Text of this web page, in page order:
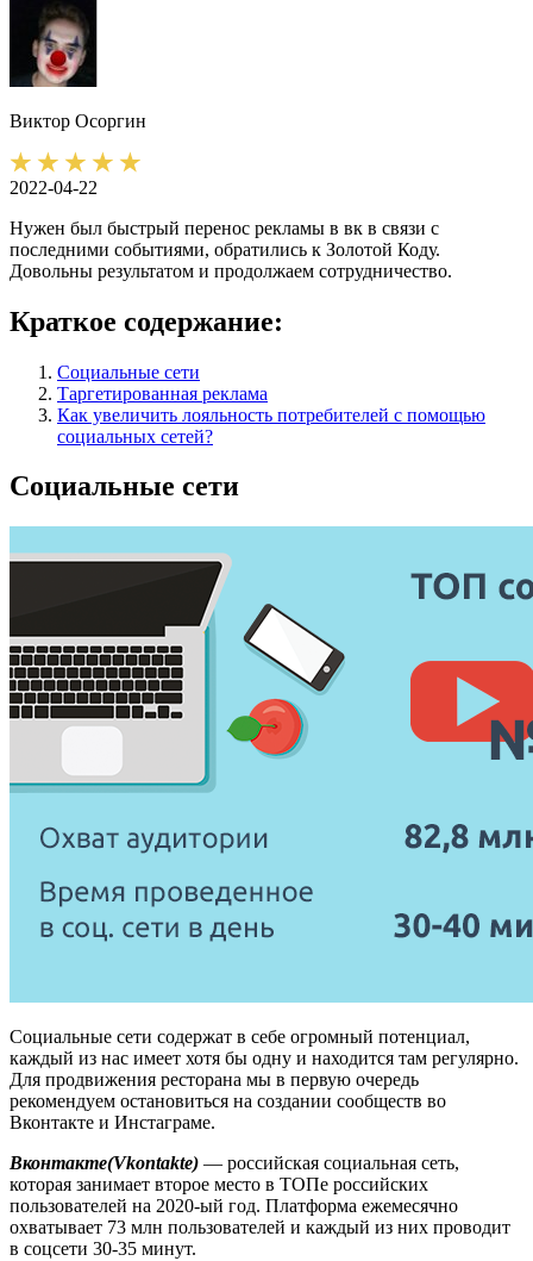
Виктор Осоргин
2022-04-22
Нужен был быстрый перенос рекламы в вк в связи с
последними событиями, обратились к Золотой Коду.
Довольны результатом и продолжаем сотрудничество.
Краткое содержание:
Социальные сети
Таргетированная реклама
Как увеличить лояльность потребителей с помощью
социальных сетей?
Социальные сети
Социальные сети содержат в себе огромный потенциал,
каждый из нас имеет хотя бы одну и находится там регулярно.
Для продвижения ресторана мы в первую очередь
рекомендуем остановиться на создании сообществ во
Вконтакте и Инстаграме.
Вконтакте(Vkontakte) — российская социальная сеть,
которая занимает второе место в ТОПе российских
пользователей на 2020-ый год. Платформа ежемесячно
охватывает 73 млн пользователей и каждый из них проводит
в соцсети 30-35 минут.